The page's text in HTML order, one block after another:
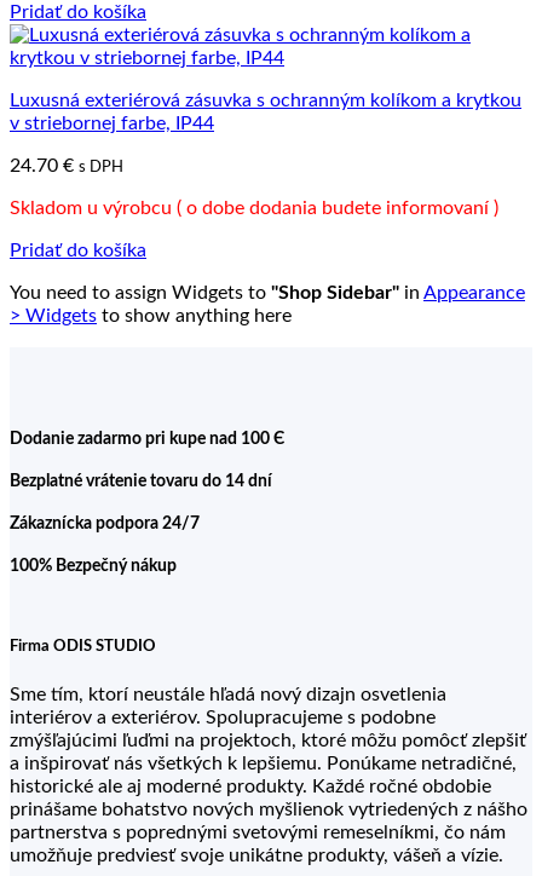
Pridať do košíka
Luxusná exteriérová zásuvka s ochranným kolíkom a krytkou
v striebornej farbe, IP44
24.70 € s DPH
Skladom u výrobcu ( o dobe dodania budete informovaní )
Pridať do košíka
You need to assign Widgets to "Shop Sidebar" in Appearance
> Widgets to show anything here
Dodanie zadarmo pri kupe nad 100 Є
Bezplatné vrátenie tovaru do 14 dní
Zákaznícka podpora 24/7
100% Bezpečný nákup
Firma ODIS STUDIO
Sme tím, ktorí neustále hľadá nový dizajn osvetlenia
interiérov a exteriérov. Spolupracujeme s podobne
zmýšľajúcimi ľuďmi na projektoch, ktoré môžu pomôcť zlepšiť
a inšpirovať nás všetkých k lepšiemu. Ponúkame netradičné,
historické ale aj moderné produkty. Každé ročné obdobie
prinášame bohatstvo nových myšlienok vytriedených z nášho
partnerstva s poprednými svetovými remeselníkmi, čo nám
umožňuje predviesť svoje unikátne produkty, vášeň a vízie.